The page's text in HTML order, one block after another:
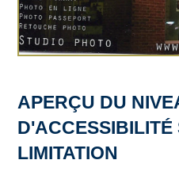
APERÇU DU
D'ACCESSIBILITÉ
LIMITATION